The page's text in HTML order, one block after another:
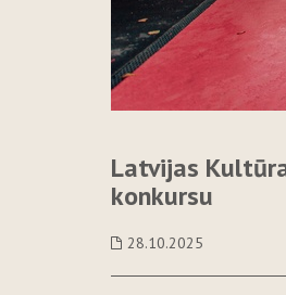
Latvijas
konkursu
28.10.2025